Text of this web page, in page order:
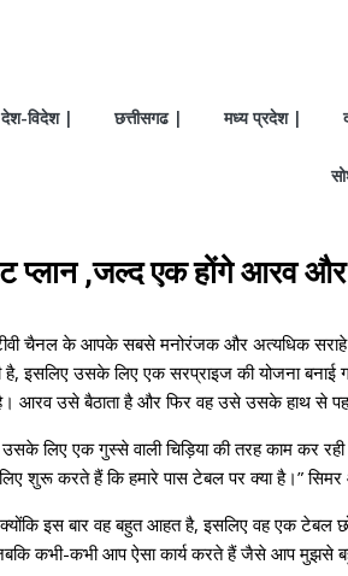
देश-विदेश | छत्तीसगढ | मध्य प्रदेश |
प्लान ,जल्द एक होंगे आरव और
चैनल के आपके सबसे मनोरंजक और अत्यधिक सराहे
है, इसलिए उसके लिए एक सरप्राइज की योजना
आरव उसे बैठाता है और फिर वह उसे उसके हाथ से
लिए एक गुस्से वाली चिड़िया की तरह काम
शुरू करते हैं कि हमारे पास टेबल पर क्या है।”
इस बार वह बहुत आहत है, इसलिए वह एक
कभी-कभी आप ऐसा कार्य करते हैं जैसे आप मुझसे